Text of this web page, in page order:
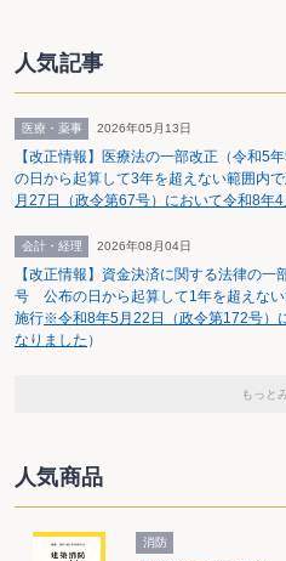
て、個別評価で様子見を続けたい意向が
http://www.nta.go.jp/category/tutatu/
人気記事
医療・薬事 2026年05月13日
【改正情報】医療法の一部改正（令和
の日から起算して3年を超えない範囲内
月27日（政令第67号）において令和8年
会計・経理 2026年08月04日
【改正情報】資金決済に関する法律の
号 公布の日から起算して1年を超えな
施行※令和8年5月22日（政令第172号）
なりました ）
もっと
人気商品
消防